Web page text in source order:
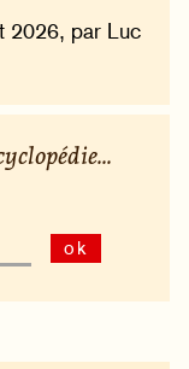
2026, par Luc
ok